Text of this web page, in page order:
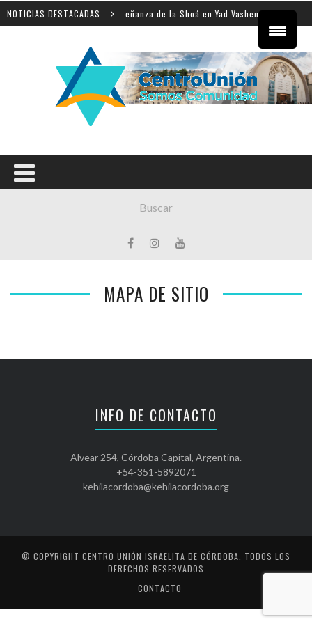
NOTICIAS DESTACADAS
internacional sobre la enseñanza de la Shoá en Yad Vashem
MAPA DE SITIO
INFO DE CONTACTO
Alvear 254, Córdoba Capital, Argentina.
+54-351-5892071
kehilacordoba@kehilacordoba.org
© COPYRIGHT CENTRO UNIÓN ISRAELITA DE CÓRDOBA . TODOS LOS
DERECHOS RESERVADOS
CONTACTO